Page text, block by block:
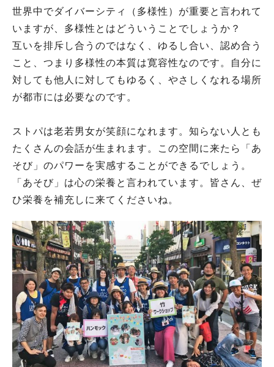
世界中でダイバーシティ（多様性）が重要と言われて
いますが、多様性とはどういうことでしょうか？
互いを排斥し合うのではなく、ゆるし合い、認め合う
こと、つまり多様性の本質は寛容性なのです。自分に
対しても他人に対してもゆるく、やさしくなれる場所
が都市には必要なのです。
ストパは老若男女が笑顔になれます。知らない人とも
たくさんの会話が生まれます。この空間に来たら「あ
そび」のパワーを実感することができるでしょう。
「あそび」は心の栄養と言われています。皆さん、ぜ
ひ栄養を補充しに来てくださいね。